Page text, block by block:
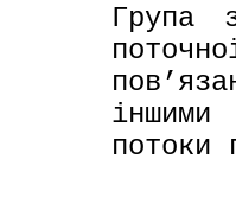
Група
потоки